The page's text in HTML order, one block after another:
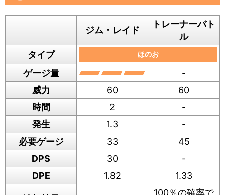
ジム・レイド
トレーナーバト
ル
タイプ
ほのお
ゲージ量
-
威力
60
60
時間
2
-
発生
1.3
-
必要ゲージ
33
45
DPS
30
-
DPE
1.82 1.33
100％の確率で